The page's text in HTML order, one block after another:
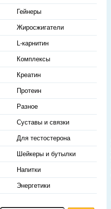
Гейнеры
Жиросжигатели
L-карнитин
Комплексы
Креатин
Протеин
Разное
Суставы и связки
Для тестостерона
Шейкеры и бутылки
Напитки
Энергетики